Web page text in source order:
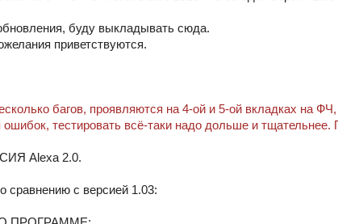
буду выкладывать сюда.
приветствуются.
багов, проявляются на 4-ой и 5-ой вкладках на
ошибок, тестировать всё-таки надо дольше и
Alexa 2.0.
сравнению с версией 1.03: